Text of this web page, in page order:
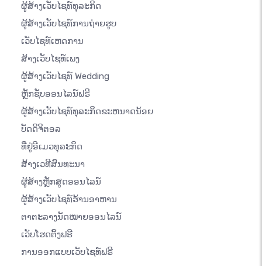
ຜູ້ສ້າງເວັບໄຊທ໌ທຸລະກິດ
ຜູ້ສ້າງເວັບໄຊທ໌ການຖ່າຍຮູບ
ເວັບໄຊທ໌ເຫດການ
ສ້າງເວັບໄຊທ໌ເພງ
ຜູ້ສ້າງເວັບໄຊທ໌ Wedding
ຫຼັກຊັບອອນໄລນ໌ຟຣີ
ຜູ້ສ້າງເວັບໄຊທ໌ທຸລະກິດຂະຫນາດນ້ອຍ
ບັດດິຈິຕອລ
ທີ່ຢູ່ອີເມວທຸລະກິດ
ສ້າງເວທີສົນທະນາ
ຜູ້ສ້າງຫຼັກສູດອອນໄລນ໌
ຜູ້ສ້າງເວັບໄຊທ໌ຮ້ານອາຫານ
ຕາຕະລາງນັດໝາຍອອນໄລນ໌
ເວັບໂຮດຕິ້ງຟຣີ
ການອອກແບບເວັບໄຊທ໌ຟຣີ